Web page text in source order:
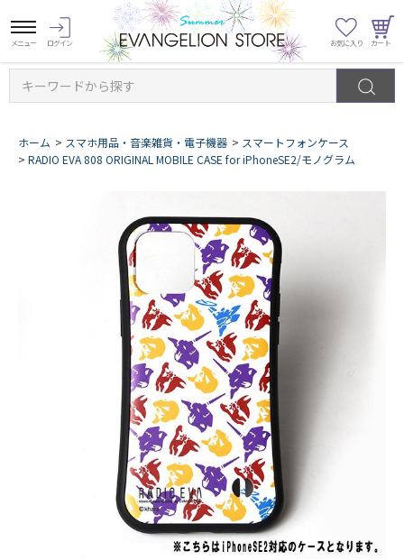
キーワードから探す
ホーム > スマホ用品・音楽雑貨・電子機器 > スマートフォンケース
> RADIO EVA 808 ORIGINAL MOBILE CASE for iPhoneSE2/モノグラム